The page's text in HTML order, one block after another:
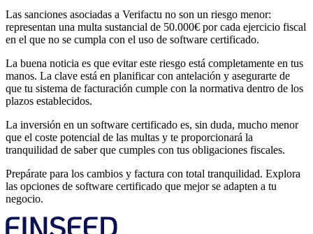
Las sanciones asociadas a Verifactu no son un riesgo menor:
representan una multa sustancial de 50.000€ por cada ejercicio fiscal
en el que no se cumpla con el uso de software certificado.
La buena noticia es que evitar este riesgo está completamente en tus
manos. La clave está en planificar con antelación y asegurarte de
que tu sistema de facturación cumple con la normativa dentro de los
plazos establecidos.
La inversión en un software certificado es, sin duda, mucho menor
que el coste potencial de las multas y te proporcionará la
tranquilidad de saber que cumples con tus obligaciones fiscales.
Prepárate para los cambios y factura con total tranquilidad. Explora
las opciones de software certificado que mejor se adapten a tu
negocio.